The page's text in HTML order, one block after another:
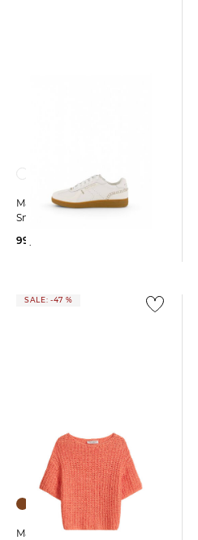
Marc O'Polo | Damen
Sneaker CHARLIE
99,95 €
SALE: -47 %
Marc O'Polo | Damen